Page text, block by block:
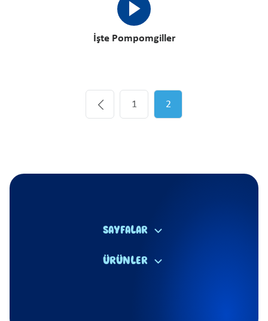
İşte Pompomgiller
1 2
SAYFALAR
ÜRÜNLER